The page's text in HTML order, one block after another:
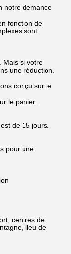
notre demande
fonction de
sont
Mais si votre
une réduction.
conçu sur le
le panier.
de 15 jours.
pour une
centres de
lieu de